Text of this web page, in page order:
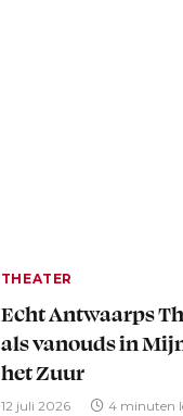
THEATER
Echt Antwaarps
als vanouds in
het Zuur
12 juli 2026 4 minuten